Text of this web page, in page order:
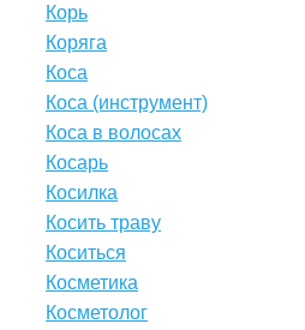
Корь
Коряга
Коса
Коса (инструмент)
Коса в волосах
Косарь
Косилка
Косить траву
Коситься
Косметика
Косметолог